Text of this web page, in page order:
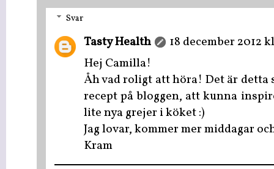
Svar
Tasty Health
18 december 2012
Hej Camilla!
Åh vad roligt att höra! Det är detta
recept på bloggen, att kunna
lite nya grejer i köket :)
Jag lovar, kommer mer middagar
Kram